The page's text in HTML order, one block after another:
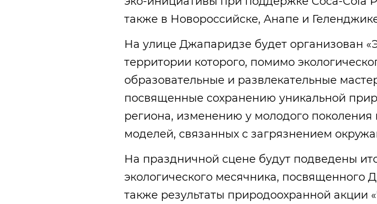
также в Новороссийске, Анапе и
На улице Джапаридзе будет организован
территории которого, помимо
образовательные и развлекательные
посвященные сохранению уникальной
региона, изменению у молодого поколения
моделей, связанных с загрязнением
На праздничной сцене будут подведены
экологического месячника, посвященного
также результаты природоохранной акции